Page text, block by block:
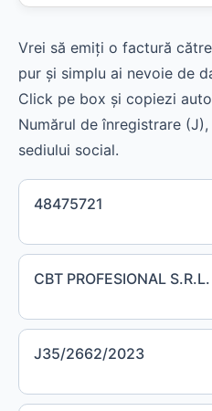
Vrei să emiți o factură
pur și simplu ai nevoie de
Click pe box și copiezi
Numărul de înregistrare
sediului social.
48475721
CBT PROFESIONAL S.R.L.
J35/2662/2023